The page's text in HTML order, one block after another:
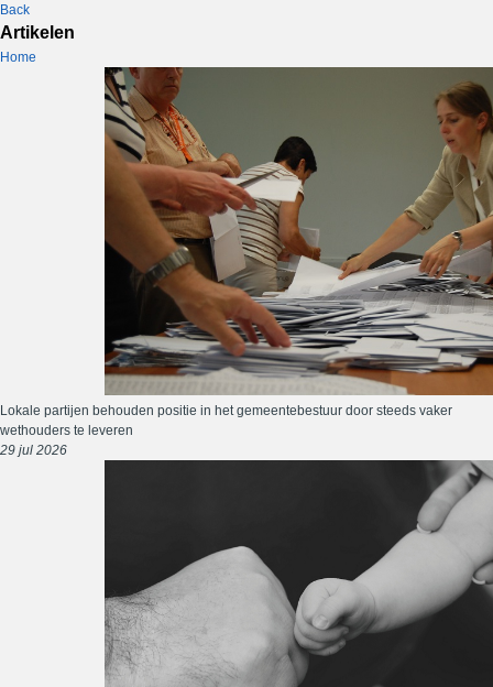
Back
Artikelen
Home
Lokale partijen behouden positie in het gemeentebestuur door steeds vaker
wethouders te leveren
29 jul 2026